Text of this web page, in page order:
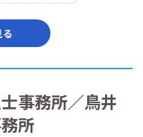
る
事務所／鳥井
所